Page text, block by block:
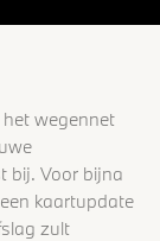
het wegennet
bij. Voor bijna
kaartupdate
zult